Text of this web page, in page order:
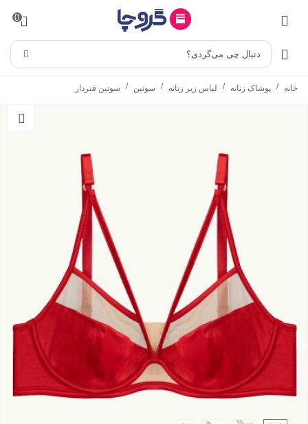
0
دنبال چی می‌گردی؟
خانه / پوشاک زنانه / لباس زیر زنانه / سوتین / سوتین فنردار